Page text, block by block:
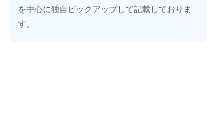
を中心に独自ピックアップして記載しておりま
す。